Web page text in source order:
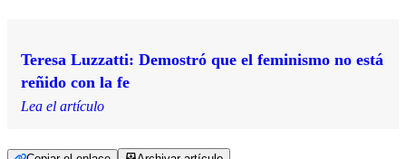
Teresa Luzzatti: Demostró que el feminismo no está
reñido con la fe
Lea el artículo